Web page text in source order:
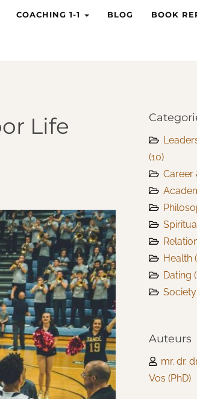
COACHING 1-1 BLOG BOOK
Life
(10)
Career
Health
Dating
Society
Auteurs
mr. dr.
Vos (PhD)